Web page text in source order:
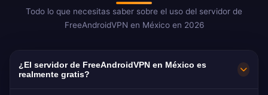
Todo lo que necesitas saber sobre el uso del servidor de
FreeAndroidVPN en México en 2026
¿El servidor de FreeAndroidVPN en México es
realmente gratis?